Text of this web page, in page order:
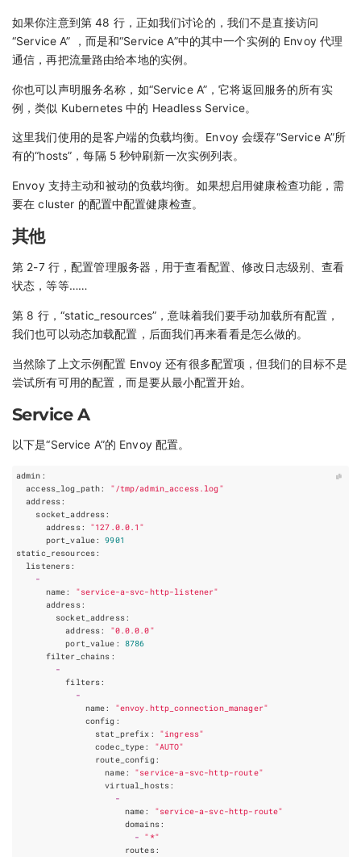
如果你注意到第 48 行，正如我们讨论的，我们不是直接访问
“Service A” ，而是和“Service A”中的其中一个实例的 Envoy 代理
通信，再把流量路由给本地的实例。
你也可以声明服务名称，如“Service A”，它将返回服务的所有实
例，类似 Kubernetes 中的 Headless Service。
这里我们使用的是客户端的负载均衡。Envoy 会缓存“Service A”所
有的“hosts”，每隔 5 秒钟刷新一次实例列表。
Envoy 支持主动和被动的负载均衡。如果想启用健康检查功能，需
要在 cluster 的配置中配置健康检查。
其他
第 2-7 行，配置管理服务器，用于查看配置、修改日志级别、查看
状态，等等……
第 8 行，“static_resources”，意味着我们要手动加载所有配置，
我们也可以动态加载配置，后面我们再来看看是怎么做的。
当然除了上文示例配置 Envoy 还有很多配置项，但我们的目标不是
尝试所有可用的配置，而是要从最小配置开始。
Service A
以下是“Service A”的 Envoy 配置。
admin :
access_log_path:
"/tmp/admin_access.log"
address:
socket_address:
address:
"127.0.0.1"
port_value:
9901
static_resources:
listeners:
-
name:
"service-a-svc-http-listener"
address:
socket_address:
address:
"0.0.0.0"
port_value :
8786
filter_chains :
-
filters:
-
name:
"envoy.http_connection_manager"
config :
stat_prefix :
"ingress"
codec_type:
"AUTO"
route_config:
name:
"service-a-svc-http-route"
virtual_hosts:
-
name:
"service-a-svc-http-route"
domains:
-
"*"
routes: